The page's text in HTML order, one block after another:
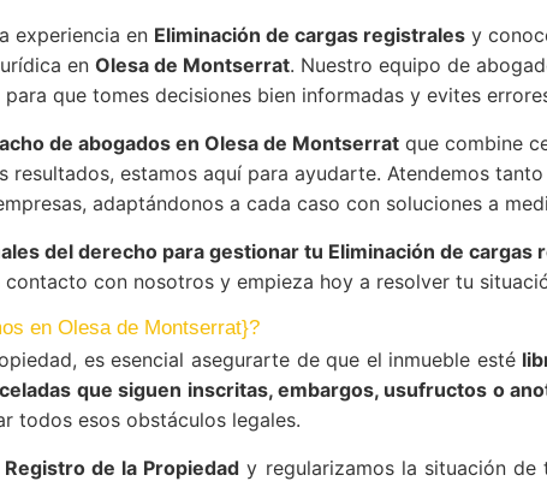
experiencia en Eliminación de cargas registralesy
en Olesa de Montserrat. Nuestro equipo de
para que tomes decisiones bien informadas y evites
de abogados en Olesa de Montserrat que combine
resultados, estamos aquí para ayudarte. Atendemos
adaptándonos a cada caso con soluciones a
del derecho para gestionar tu Eliminación de cargas
contacto con nosotros y empieza hoy a resolver tu
en Olesa de Montserrat}?
es esencial asegurarte de que el inmueble esté
que siguen inscritas, embargos, usufructos o
todos esos obstáculos legales.
Registro de la Propiedad y regularizamos la situación de